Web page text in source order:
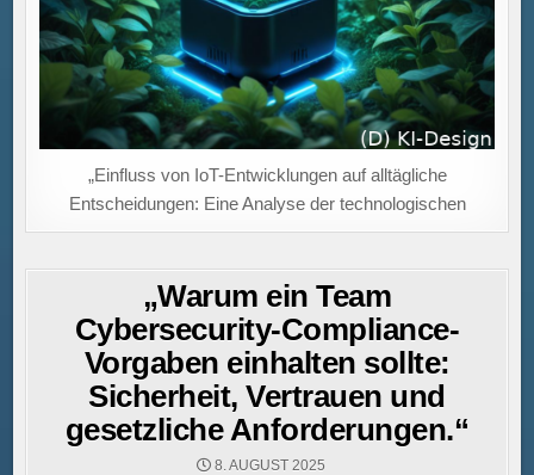
„Einfluss von IoT-Entwicklungen auf alltägliche
Entscheidungen: Eine Analyse der technologischen
„Warum ein Team
Cybersecurity-Compliance-
Vorgaben einhalten sollte:
Sicherheit, Vertrauen und
gesetzliche Anforderungen.“
8. AUGUST 2025